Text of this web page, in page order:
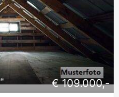
€ 109.000,-